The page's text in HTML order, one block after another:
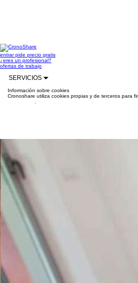
entrarpide precio gratis
¿eres un profesional?
ofertas de trabajo
SERVICIOS
Información sobre cookies
Cronoshare utiliza cookies propias y de terceros para